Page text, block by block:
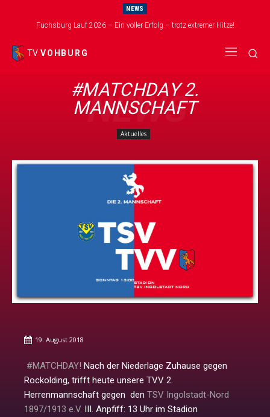
NEWS
Fuchsburg Lauf 2026 – Ein voller Erfolg – trotz extremer Hitze!
TV VOHBURG
NEWS
#MATCHDAY 2.
MANNSCHAFT
Aktuelles
19. August 2018
#MATCHDAY! Nach der Niederlage Zuhause gegen
Rockolding, trifft heute unsere TVV 2.
Herrenmannschaft gegen den TSV Ingolstadt-Nord
1897/1913 e.V. III. Anpfiff: 13 Uhr im Stadion